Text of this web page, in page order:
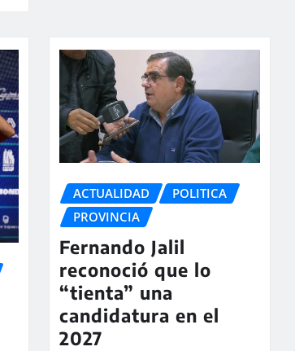
ACTUALIDAD
POLITICA
PROVINCIA
Fernando Jalil
reconoció que lo
“tienta” una
candidatura en el
2027